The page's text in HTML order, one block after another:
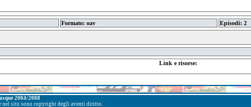
Formato: oav
Episodi: 2
Link e risorse:
2004/2008
nel sito sono copyright degli aventi diritto.